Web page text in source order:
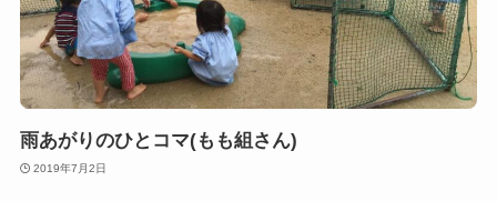
雨あがりのひとコマ(もも組さん)
2019年7月2日